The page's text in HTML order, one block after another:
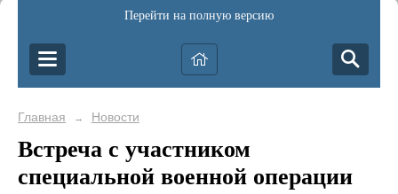
Перейти на полную версию
Главная → Новости
Встреча с участником
специальной военной операции